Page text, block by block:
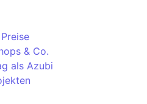
& Co.
als Azubi